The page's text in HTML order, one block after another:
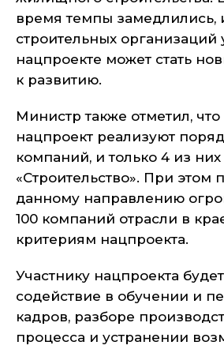
время темпы замедлились,
строительных организаций
нацпроекте может стать
к развитию.
Министр также отметил, что
нацпроект реализуют
компаний, и только 4 из них
«Строительство». При этом
данному направлению
100 компаний отрасли в
критериям нацпроекта.
Участнику нацпроекта
содействие в обучении и
кадров, разборе
процесса и устранении